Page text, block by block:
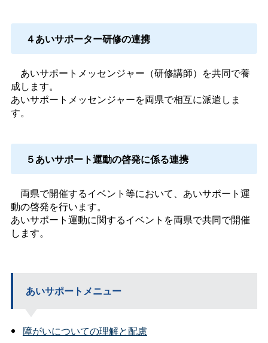
４あいサポーター研修の連携
あいサポートメッセンジャー（研修講師）を共同で養
成します。
あいサポートメッセンジャーを両県で相互に派遣しま
す。
５あいサポート運動の啓発に係る連携
両県で開催するイベント等において、あいサポート運
動の啓発を行います。
あいサポート運動に関するイベントを両県で共同で開催
します。
あいサポートメニュー
障がいについての理解と配慮